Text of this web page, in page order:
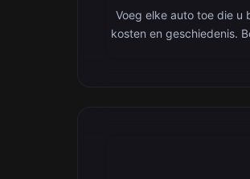
Voeg elke auto toe die
kosten en geschiedenis.